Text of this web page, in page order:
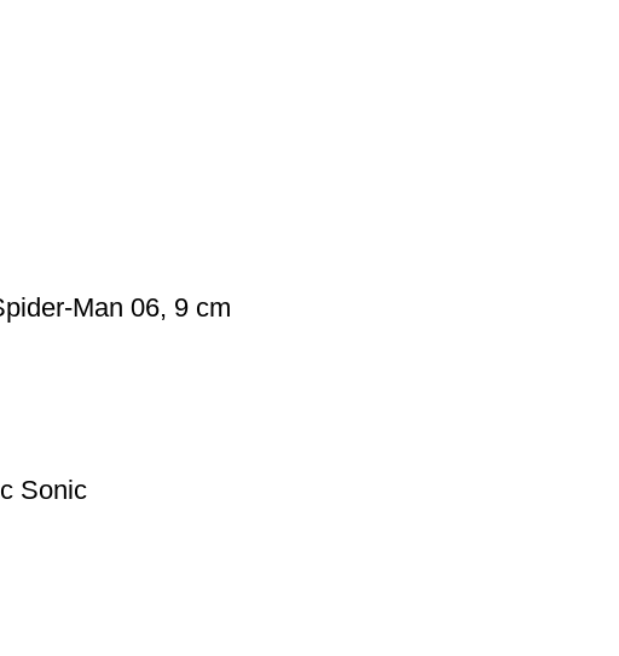
Man 06, 9 cm
Sonic